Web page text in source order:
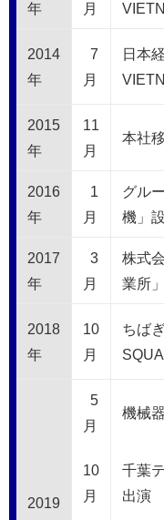
年
月
2014
年
7
月
日本
2015
年
11
月
本社
2016
年
1
月
グル
機」
2017
年
3
月
株式
業所
2018
年
10
月
ちば
2019
5
月
機械
10
月
千葉
出演